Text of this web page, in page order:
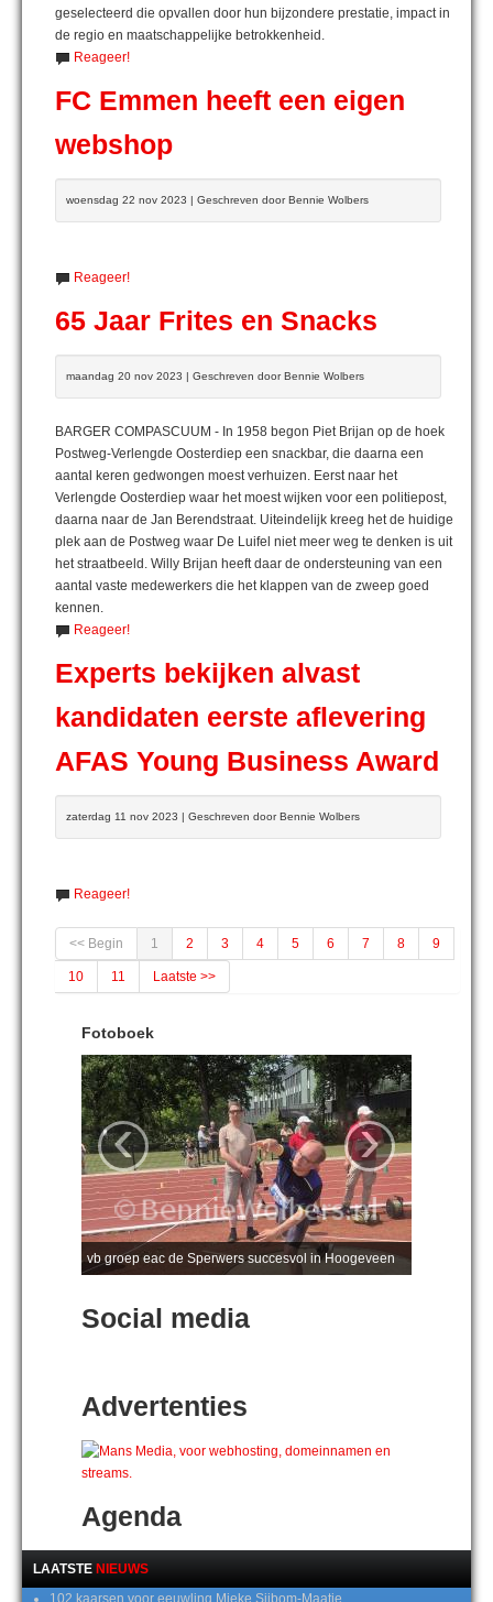
geselecteerd die opvallen door hun bijzondere prestatie, impact in
de regio en maatschappelijke betrokkenheid.
Reageer!
FC Emmen heeft een eigen
webshop
woensdag 22 nov 2023 | Geschreven door Bennie Wolbers
Reageer!
65 Jaar Frites en Snacks
maandag 20 nov 2023 | Geschreven door Bennie Wolbers
BARGER COMPASCUUM - In 1958 begon Piet Brijan op de hoek
Postweg-Verlengde Oosterdiep een snackbar, die daarna een
aantal keren gedwongen moest verhuizen. Eerst naar het
Verlengde Oosterdiep waar het moest wijken voor een politiepost,
daarna naar de Jan Berendstraat. Uiteindelijk kreeg het de huidige
plek aan de Postweg waar De Luifel niet meer weg te denken is uit
het straatbeeld. Willy Brijan heeft daar de ondersteuning van een
aantal vaste medewerkers die het klappen van de zweep goed
kennen.
Reageer!
Experts bekijken alvast
kandidaten eerste aflevering
AFAS Young Business Award
zaterdag 11 nov 2023 | Geschreven door Bennie Wolbers
Reageer!
<< Begin 1 2 3 4 5 6 7 8 9
10 11 Laatste >>
Fotoboek
vb groep eac de Sperwers succesvol in Hoogeveen
‹ ›
Social media
Advertenties
Agenda
LAATSTE NIEUWS
102 kaarsen voor eeuwling Mieke Sijbom-Maatje